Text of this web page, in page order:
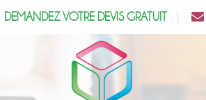
DEMANDEZ VOTRE DEVIS GRATUIT